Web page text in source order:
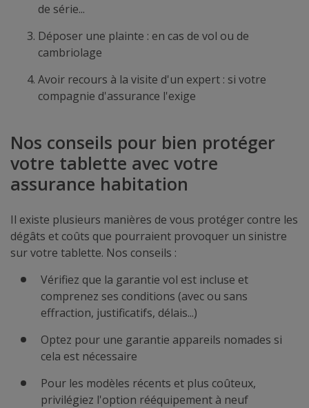
de série...
Déposer une plainte : en cas de vol ou de
cambriolage
Avoir recours à la visite d'un expert : si votre
compagnie d'assurance l'exige
Nos conseils pour bien protéger
votre tablette avec votre
assurance habitation
Il existe plusieurs manières de vous protéger contre les
dégâts et coûts que pourraient provoquer un sinistre
sur votre tablette. Nos conseils :
Vérifiez que la garantie vol est incluse et
comprenez ses conditions (avec ou sans
effraction, justificatifs, délais...)
Optez pour une garantie appareils nomades si
cela est nécessaire
Pour les modèles récents et plus coûteux,
privilégiez l'option rééquipement à neuf